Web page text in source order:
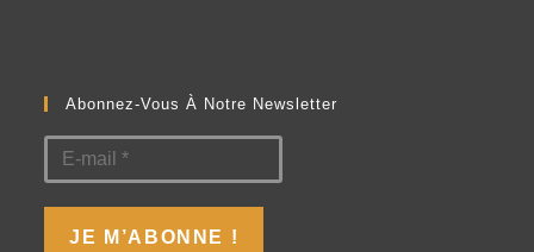
Abonnez-Vous À Notre Newsletter